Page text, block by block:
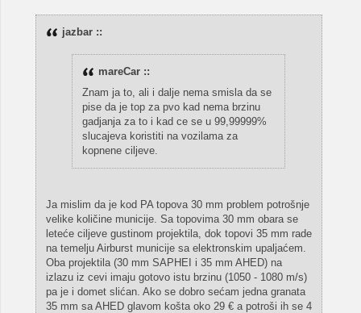
jazbar ::
mareCar ::
Znam ja to, ali i dalje nema smisla da se
pise da je top za pvo kad nema brzinu
gadjanja za to i kad ce se u 99,99999%
slucajeva koristiti na vozilama za
kopnene ciljeve.
Ja mislim da je kod PA topova 30 mm problem potrošnje
velike količine municije. Sa topovima 30 mm obara se
leteće ciljeve gustinom projektila, dok topovi 35 mm rade
na temelju Airburst municije sa elektronskim upaljaćem.
Oba projektila (30 mm SAPHEI i 35 mm AHED) na
izlazu iz cevi imaju gotovo istu brzinu (1050 - 1080 m/s)
pa je i domet slićan. Ako se dobro sećam jedna granata
35 mm sa AHED glavom košta oko 29 € a potroši ih se 4